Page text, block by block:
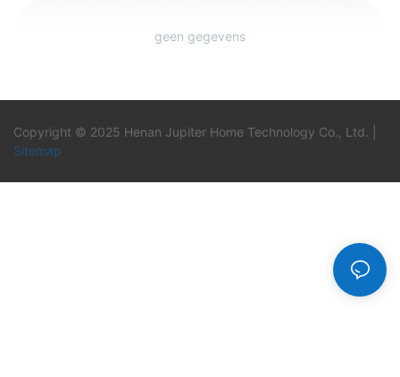
geen gegevens
Copyright © 2025 Henan Jupiter Home Technology Co., Ltd. |
Sitemap